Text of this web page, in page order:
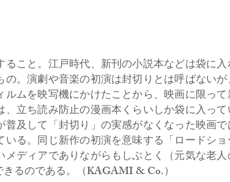
こと。江戸時代、新刊の小説本などは袋に
。演劇や音楽の初演は封切りとは呼ばない
ルムを映写機にかけたことから、映画に限っ
立ち読み防止の漫画本くらいしか袋に入っ
及して「封切り」の実感がなくなった映画
る。同じ新作の初演を意味する「ロードシ
ディアでありながらもしぶとく（元気な老
るのである。（KAGAMI & Co.）